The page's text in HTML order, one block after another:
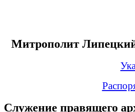
Митрополит
Служение правящего